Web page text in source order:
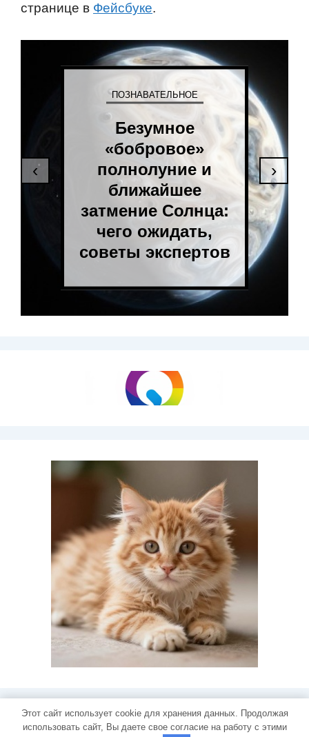
странице в Фейсбуке.
ПОЗНАВАТЕЛЬНОЕ
Безумное
«бобровое»
полнолуние и
ближайшее
затмение Солнца:
чего ожидать,
советы экспертов
‹ ›
2018-2023 © lounge-massage - Развлекательный ресурс
Этот сайт использует cookie для хранения данных. Продолжая
использовать сайт, Вы даете свое согласие на работу с этими